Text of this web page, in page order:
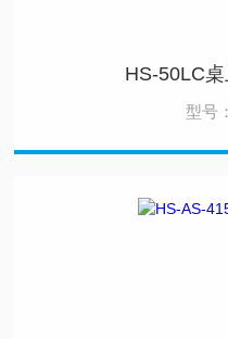
HS-50LC
型号：